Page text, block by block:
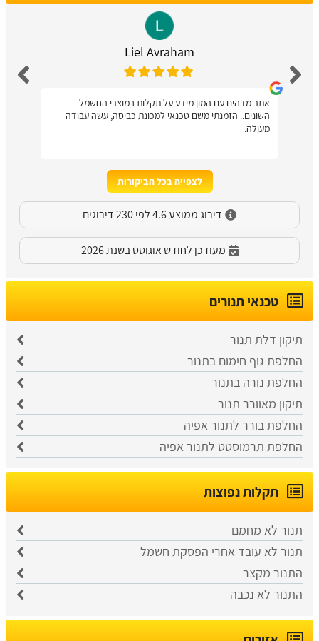
Liel Avraham
אתר מדהים עם המון מידע על תקלות במוצרי החשמל
השונים.. הזמנתי משם טכנאי למכונת כביסה, עשה עבודה
מעולה.
לצפייה בכל הביקורות
דירוג ממוצע 4.6 לפי 230 דירוגים
מעודכן לחודש אוגוסט בשנת 2026
טכנאי תנורים
תיקון דלת תנור
החלפת גוף חימום בתנור
החלפת נורה בתנור
תיקון מאוורר תנור
החלפת בורר לתנור אפיה
החלפת תרמוסטט לתנור אפיה
תקלות נפוצות
תנור לא מחמם
תנור לא עובד אחרי הפסקת חשמל
התנור מקצר
התנור לא נכבה